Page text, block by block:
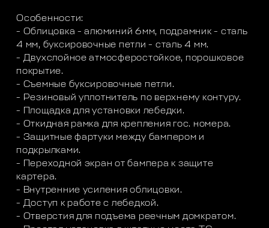
Особенности:
- Облицовка - алюминий 6мм, подрамник - сталь
4 мм, буксировочные петли - сталь 4 мм.
- Двухслойное атмосферостойкое, порошковое
покрытие.
- Съемные буксировочные петли.
- Резиновый уплотнитель по верхнему контуру.
- Площадка для установки лебедки.
- Откидная рамка для крепления гос. номера.
- Защитные фартуки между бампером и
подкрылками.
- Переходной экран от бампера к защите
картера.
- Внутренние усиления облицовки.
- Доступ к работе с лебедкой.
- Отверстия для подъема реечным домкратом.